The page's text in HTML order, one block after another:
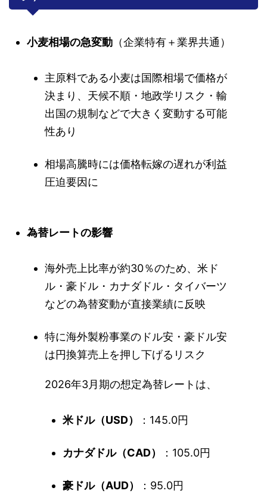
小麦相場の急変動 （企業特有＋業界共通）
主原料である小麦は国際相場で価格が
決まり、天候不順・地政学リスク・輸
出国の規制などで大きく変動する可能
性あり
相場高騰時には価格転嫁の遅れが利益
圧迫要因に
為替レートの影響
海外売上比率が約30％のため、米ド
ル・豪ドル・カナダドル・タイバーツ
などの為替変動が直接業績に反映
特に海外製粉事業のドル安・豪ドル安
は円換算売上を押し下げるリスク
2026年3月期の想定為替レートは、
米ドル（USD） ：145.0円
カナダドル（CAD） ：105.0円
豪ドル（AUD） ：95.0円